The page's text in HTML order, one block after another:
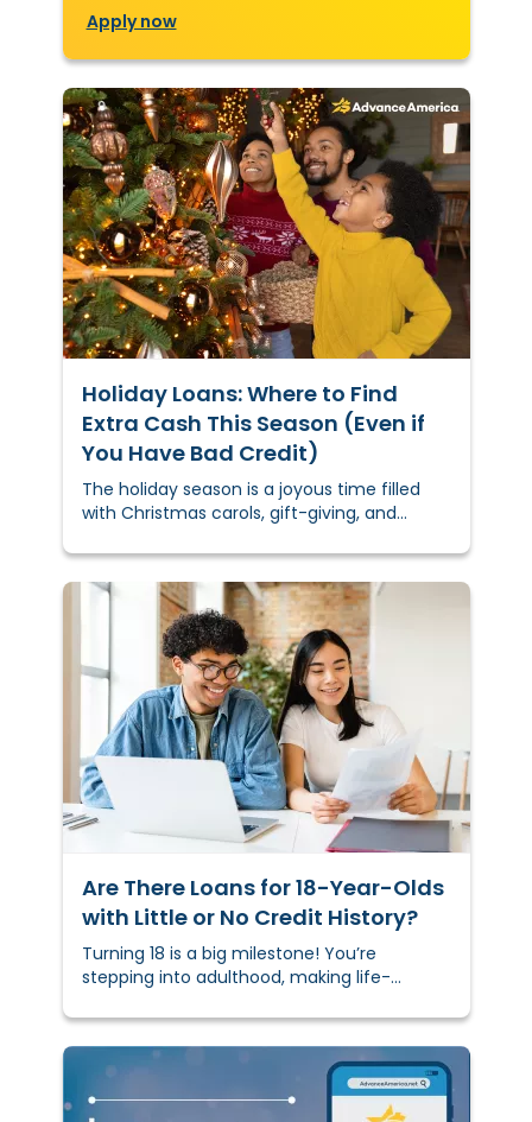
Apply now
Holiday Loans: Where to Find
Extra Cash This Season (Even if
You Have Bad Credit)
The holiday season is a joyous time filled
with Christmas carols, gift-giving, and
celebrate, the season can also bring
financial stress.
Are There Loans for 18-Year-Olds
with Little or No Credit History?
Turning 18 is a big milestone! You’re
stepping into adulthood, making life-